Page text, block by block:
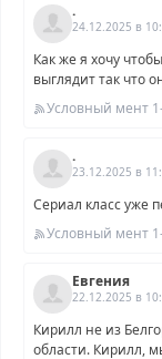
.
24.12.2025 в
Как же я хочу
выглядит так что
Условный мент
.
23.12.2025 в
Сериал класс уже
Условный мент
Евгения
22.12.2025 в
Кирилл не из
области. Кирилл,